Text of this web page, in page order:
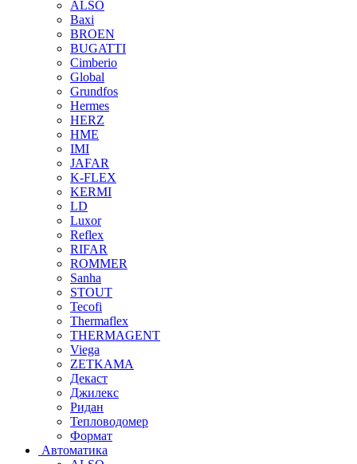
ALSO
Baxi
BROEN
BUGATTI
Cimberio
Global
Grundfos
Hermes
HERZ
HME
IMI
JAFAR
K-FLEX
KERMI
LD
Luxor
Reflex
RIFAR
ROMMER
Sanha
STOUT
Tecofi
Thermaflex
THERMAGENT
Viega
ZETKAMA
Декаст
Джилекс
Ридан
Тепловодомер
Формат
Автоматика